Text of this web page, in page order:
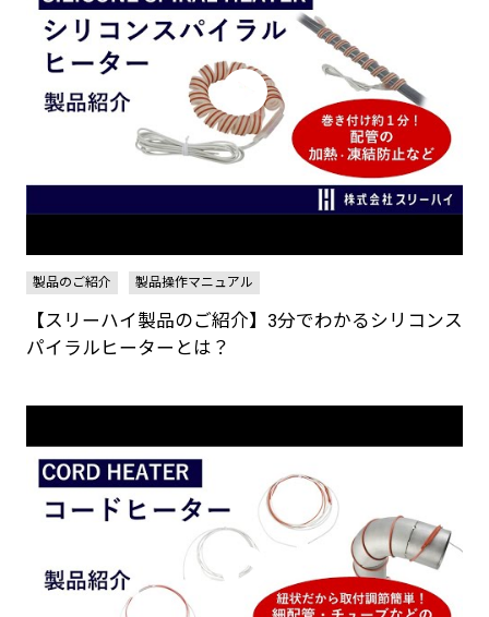
製品のご紹介 製品操作マニュアル
【スリーハイ製品のご紹介】3分でわかるシリコンス
パイラルヒーターとは？